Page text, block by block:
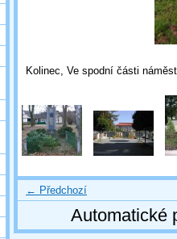
Kolinec, Ve spodní části
← Předchozí
Automatické